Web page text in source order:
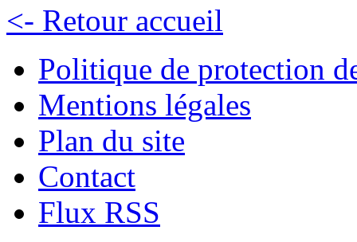
<- Retour accueil
Politique de protection
Mentions légales
Plan du site
Contact
Flux RSS